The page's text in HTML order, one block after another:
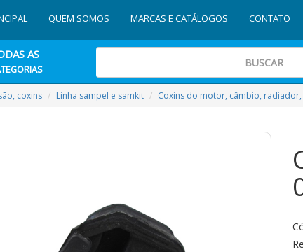
QUEM SOMOS MARCAS E CATÁLOGOS CONTATO
AS
coxins Linha sampel e samkit Coxins do motor, câmbio, radiador,